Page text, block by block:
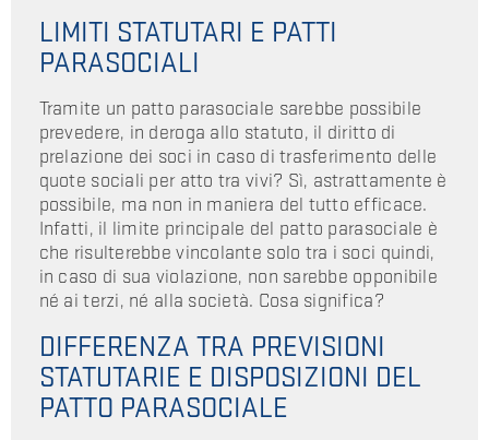
LIMITI STATUTARI E PATTI
PARASOCIALI
Tramite un patto parasociale sarebbe possibile
prevedere, in deroga allo statuto, il diritto di
prelazione dei soci in caso di trasferimento delle
quote sociali per atto tra vivi? Sì, astrattamente è
possibile, ma non in maniera del tutto efficace.
Infatti, il limite principale del patto parasociale è
che risulterebbe vincolante solo tra i soci quindi,
in caso di sua violazione, non sarebbe opponibile
né ai terzi, né alla società. Cosa significa?
DIFFERENZA TRA PREVISIONI
STATUTARIE E DISPOSIZIONI DEL
PATTO PARASOCIALE